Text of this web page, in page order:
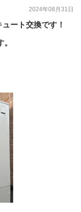
2024年08月31日
ート交換です！